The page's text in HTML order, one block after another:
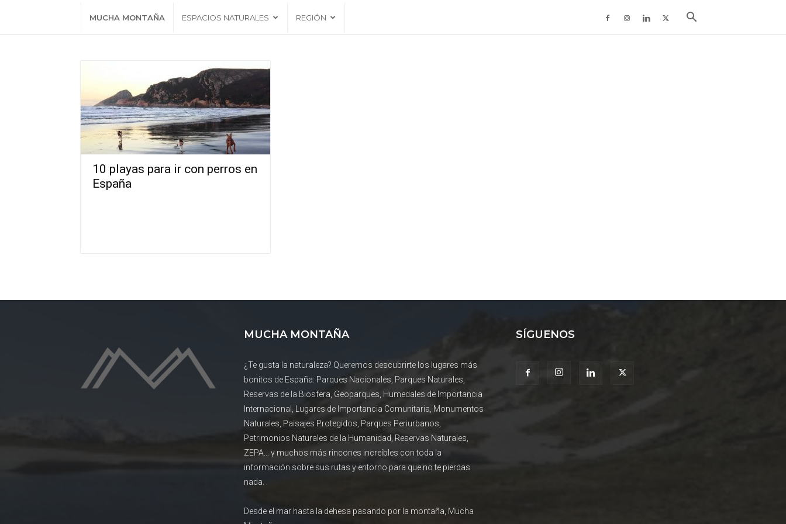
MUCHA MONTAÑA ESPACIOS NATURALES REGIÓN
10 playas para ir con perros en
España
MUCHA MONTAÑA
¿Te gusta la naturaleza? Queremos descubrirte los lugares más
bonitos de España: Parques Nacionales, Parques Naturales,
Reservas de la Biosfera, Geoparques, Humedales de Importancia
Internacional, Lugares de Importancia Comunitaria, Monumentos
Naturales, Paisajes Protegidos, Parques Periurbanos,
Patrimonios Naturales de la Humanidad, Reservas Naturales,
ZEPA... y muchos más rincones increíbles con toda la
información sobre sus rutas y entorno para que no te pierdas
nada.
Desde el mar hasta la dehesa pasando por la montaña, Mucha
SÍGUENOS